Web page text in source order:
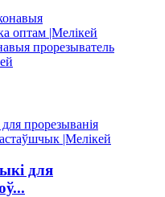
прорезыватель
для